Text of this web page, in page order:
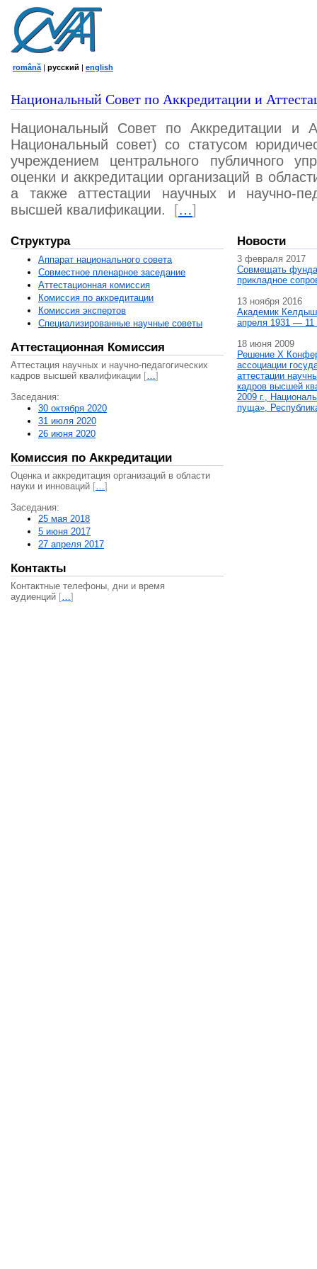
română | русский | english
Национальный Совет по Аккредитации и
Национальный Совет по Аккредитации и
Национальный совет) со статусом
учреждением центрального публичного
оценки и аккредитации организаций в
а также аттестации научных и научно-
высшей квалификации.
[…]
Структура
Аппарат национального совета
Совместное пленарное заседание
Аттестационная комисcия
Комиссия по аккредитации
Комиссия экспертов
Специализированные научные советы
Аттестационная Комиссия
Аттестация научных и научно-педагогических
кадров высшей квалификации […]
Заседания:
30 октября 2020
31 июля 2020
26 июня 2020
Комиссия по Аккредитации
Оценка и аккредитация организаций в области
науки и инноваций […]
Заседания:
25 мая 2018
5 июня 2017
27 апреля 2017
Контакты
Контактные телефоны, дни и время
аудиенций […]
Новости
3 февраля 2017
Совмещать
прикладное
13 ноября 2016
Академик
апреля 1931 — 11
18 июня 2009
Решение X
ассоциации
аттестации
кадров высшей
2009 г.,
пуща»,